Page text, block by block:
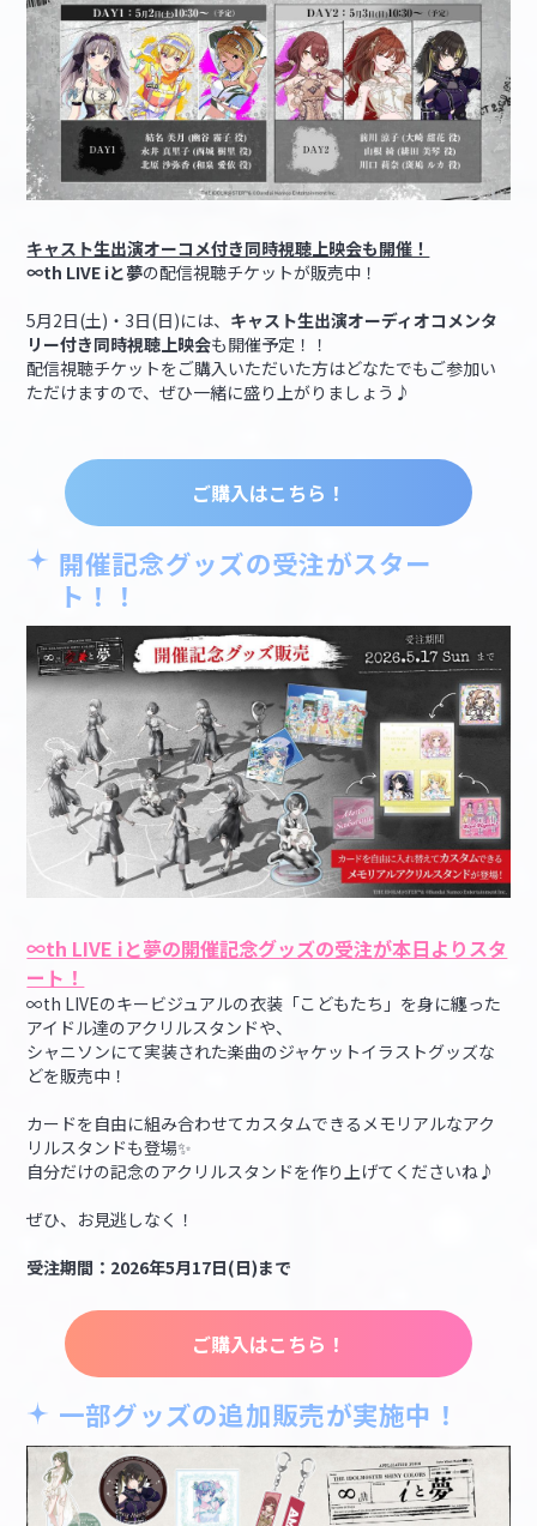
キャスト生出演オーコメ付き同時視聴上映会も開催！
∞th LIVE iと夢の配信視聴チケットが販売中！
5月2日(土)・3日(日)には、 キャスト生出演オーディオコメンタ
リー付き同時視聴上映会も開催予定！！
配信視聴チケットをご購入いただいた方はどなたでもご参加い
ただけますので、ぜひ一緒に盛り上がりましょう♪
ご購入はこちら！
開催記念グッズの受注がスター
ト！！
∞th LIVE iと夢の開催記念グッズの受注が本日よりスタ
ート！
∞th LIVEのキービジュアルの衣装「こどもたち」を身に纏った
アイドル達のアクリルスタンドや、
シャニソンにて実装された楽曲のジャケットイラストグッズな
どを販売中！
カードを自由に組み合わせてカスタムできるメモリアルなアク
リルスタンドも登場✨
自分だけの記念のアクリルスタンドを作り上げてくださいね♪
ぜひ、お見逃しなく！
受注期間：2026年5月17日(日)まで
ご購入はこちら！
一部グッズの追加販売が実施中！